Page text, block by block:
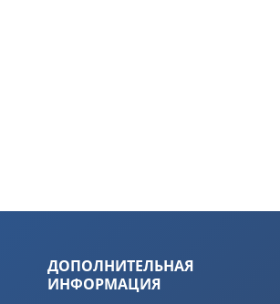
ДОПОЛНИТЕЛЬНАЯ
ИНФОРМАЦИЯ